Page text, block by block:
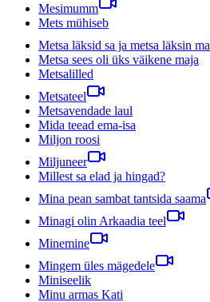
Mesimumm
Mets mühiseb
Metsa läksid sa ja metsa läksin ma
Metsa sees oli üks väikene maja
Metsalilled
Metsateel
Metsavendade laul
Mida teead ema-isa
Miljon roosi
Miljuneer
Millest sa elad ja hingad?
Mina pean sambat tantsida saama
Minagi olin Arkaadia teel
Minemine
Mingem üles mägedele
Miniseelik
Minu armas Kati